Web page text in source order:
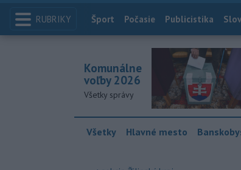
RUBRIKY Index
Šport Počasie Publicistika
Komunálne
voľby 2026
Všetky správy
Všetky Hlavné mesto